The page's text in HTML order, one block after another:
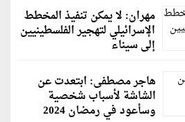
مهران: لا يمكن تنفيذ المخطط
الإسرائيلي لتهجير الفلسطينيين
إلى سيناء
هاجر مصطفى: ابتعدت عن
الشاشة لأسباب شخصية
وسأعود في رمضان 2024